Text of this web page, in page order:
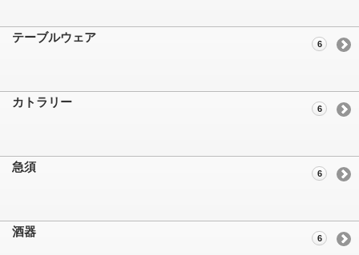
テーブルウェア 6
カトラリー 6
急須 6
酒器 6